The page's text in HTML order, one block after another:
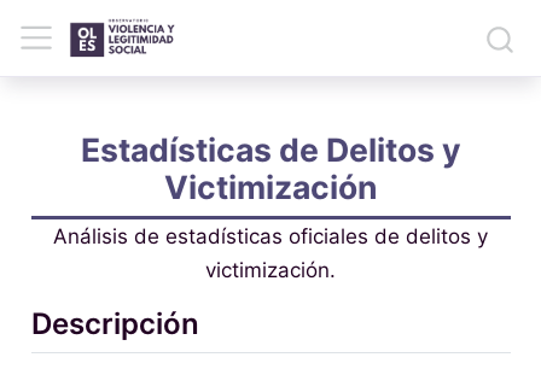
Estadísticas de Delitos y
Victimización
Análisis de estadísticas oficiales de delitos y
victimización.
Descripción